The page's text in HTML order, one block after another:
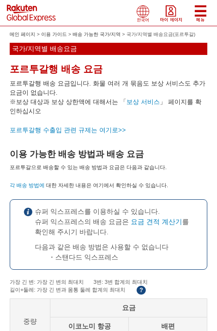
메인 페이지 이용 가이드 배송 가능한 국가/지역 국가/지역별 배송요금(포르투갈)
국가/지역별 배송요금
포르투갈행 배송 요금
포르투갈행 배송 요금입니다. 화물 여러 개 묶음도 보상 서비스도 추가
요금이 없습니다.
※보상 대상과 보상 상한액에 대해서는 「 보상 서비스 」 페이지를 확
인하십시오
포르투갈행 수출입 관련 규제는 여기로>>
이용 가능한 배송 방법과 배송 요금
포르투갈으로 배송할 수 있는 배송 방법과 요금은 다음과 같습니다.
각 배송 방법에 대한 자세한 내용은 여기에서 확인하실 수 있습니다.
슈퍼 익스프레스를 이용하실 수 있습니다.
슈퍼 익스프레스의 배송 요금은 ​ 요금 견적 계산기를
확인해 주시기 바랍니다.
다음과 같은 배송 방법은 사용할 수 없습니다
・ 스탠다드 익스프레스
가장 긴 변: 가장 긴 변의 최대치
3변: 3변 합계의 최대치
길이+둘레: 가장 긴 변과 몸통 둘레 합계의 최대치
?
중량
요금
이코노미 항공 배편